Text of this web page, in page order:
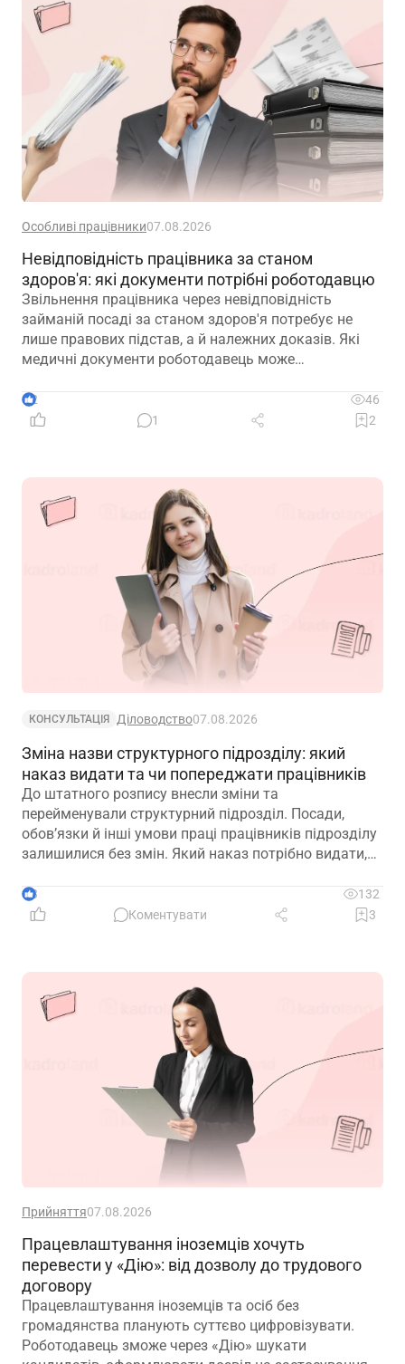
Особливі працівники07.08.2026
Невідповідність працівника за станом
здоров'я: які документи потрібні роботодавцю
Звільнення працівника через невідповідність
займаній посаді за станом здоров'я потребує не
лише правових підстав, а й належних доказів. Які
медичні документи роботодавець може
обставини – розповідаємо далі
2
46
1
2
КОНСУЛЬТАЦІЯ Діловодство07.08.2026
Зміна назви структурного підрозділу: який
наказ видати та чи попереджати працівників
До штатного розпису внесли зміни та
перейменували структурний підрозділ. Посади,
обов’язки й інші умови праці працівників підрозділу
залишилися без змін. Який наказ потрібно видати,
підрозділі з новою назвою: про переведення чи
переміщення? Чи потрібно вносити записи до
зміною істотних умов праці? Наприклад, працівник
був обліковцем тваринного комплексу, а після
перейменування працює у свинофермі.
3
132
Коментувати
3
Прийняття07.08.2026
Працевлаштування іноземців хочуть
перевести у «Дію»: від дозволу до трудового
договору
Працевлаштування іноземців та осіб без
громадянства планують суттєво цифровізувати.
Роботодавець зможе через «Дію» шукати